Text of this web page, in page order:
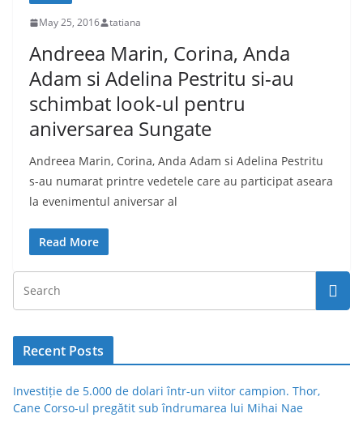
May 25, 2016 tatiana
Andreea Marin, Corina, Anda
Adam si Adelina Pestritu si-au
schimbat look-ul pentru
aniversarea Sungate
Andreea Marin, Corina, Anda Adam si Adelina Pestritu
s-au numarat printre vedetele care au participat aseara
la evenimentul aniversar al
Read More
Recent Posts
Investiție de 5.000 de dolari într-un viitor campion. Thor,
Cane Corso-ul pregătit sub îndrumarea lui Mihai Nae